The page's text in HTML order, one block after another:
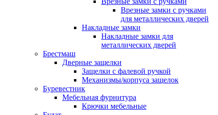
Врезные замки с ручками
для металлических дверей
Накладные замки
Накладные замки для
металлических дверей
Брестмаш
Дверные защелки
Защелки с фалевой ручкой
Механизмы/корпуса защелок
Буревестник
Мебельная фурнитура
Крючки мебельные